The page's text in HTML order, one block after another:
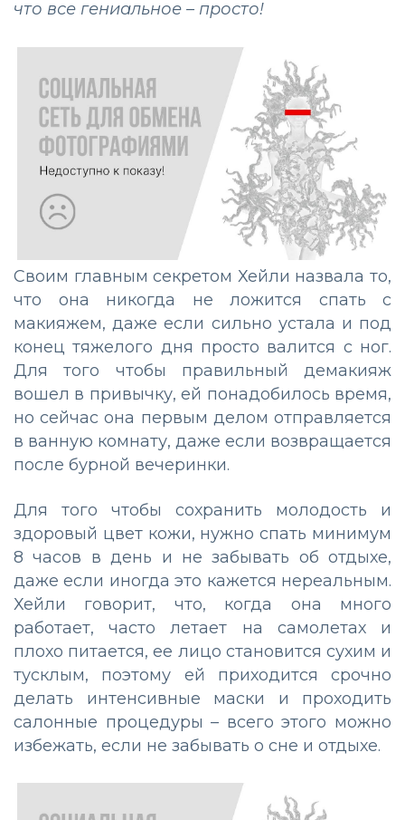
что все гениальное – просто!
Своим главным секретом Хейли назвала то,
что она никогда не ложится спать с
макияжем, даже если сильно устала и под
конец тяжелого дня просто валится с ног.
Для того чтобы правильный демакияж
вошел в привычку, ей понадобилось время,
но сейчас она первым делом отправляется
в ванную комнату, даже если возвращается
после бурной вечеринки.
Для того чтобы сохранить молодость и
здоровый цвет кожи, нужно спать минимум
8 часов в день и не забывать об отдыхе,
даже если иногда это кажется нереальным.
Хейли говорит, что, когда она много
работает, часто летает на самолетах и
плохо питается, ее лицо становится сухим и
тусклым, поэтому ей приходится срочно
делать интенсивные маски и проходить
салонные процедуры – всего этого можно
избежать, если не забывать о сне и отдыхе.